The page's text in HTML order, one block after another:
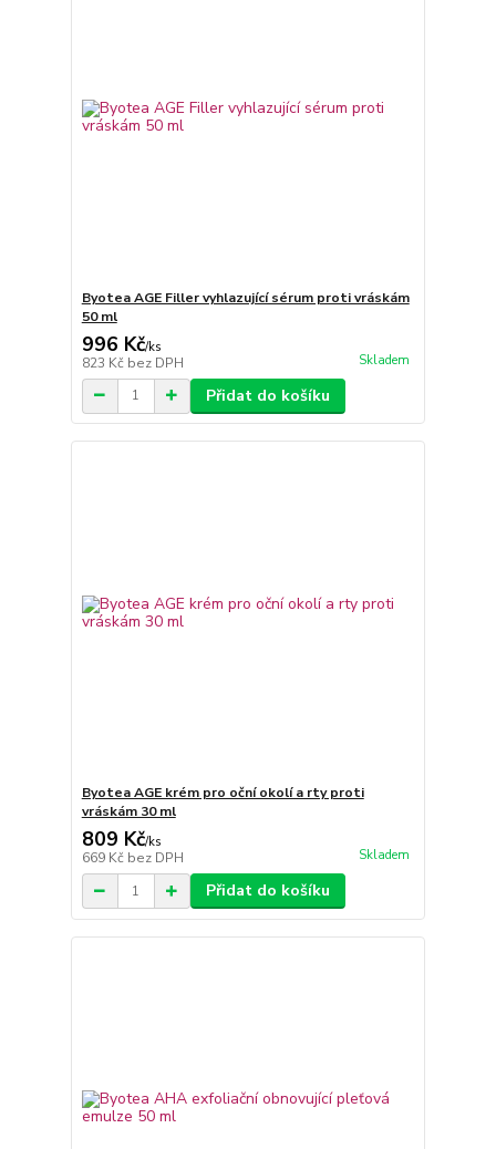
Byotea AGE Filler vyhlazující sérum proti vráskám
50 ml
996 Kč/ks
823 Kč bez DPH Skladem
Přidat do košíku
Byotea AGE krém pro oční okolí a rty proti
vráskám 30 ml
809 Kč/ks
669 Kč bez DPH Skladem
Přidat do košíku